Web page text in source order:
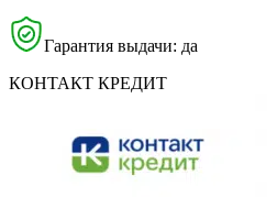
Гарантия выдачи: да
КОНТАКТ КРЕДИТ